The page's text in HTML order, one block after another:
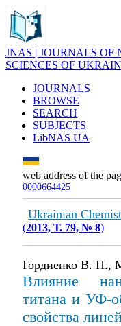
JNAS | JOURNALS
SCIENCES OF
JOURNALS
BROWSE
SEARCH
SUBJECTS
LibNAS UA
web address of the
0000664425
Ukrainian
(2013, Т. 79, № 8)
Гордиенко В. П.,
Влияние
титана и УФ-
свойства